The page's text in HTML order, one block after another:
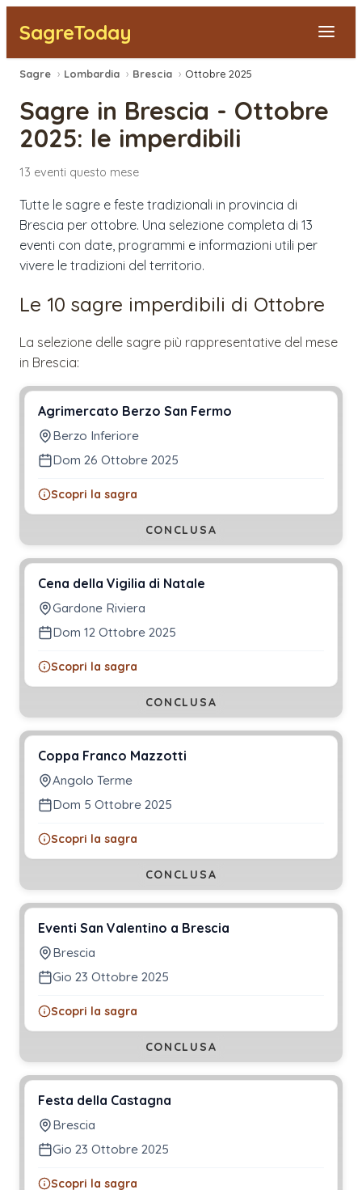
SagreToday
Segnala una sagra
Tutte le Sagre
Vicino a Me
Sagre › Lombardia › Brescia › Ottobre 2025
Sagre in Brescia - Ottobre
2025: le imperdibili
13 eventi questo mese
Tutte le sagre e feste tradizionali in provincia di
Brescia per ottobre. Una selezione completa di 13
eventi con date, programmi e informazioni utili per
vivere le tradizioni del territorio.
Le 10 sagre imperdibili di Ottobre
La selezione delle sagre più rappresentative del mese
in Brescia:
Agrimercato Berzo San Fermo
Berzo Inferiore
Dom 26 Ottobre 2025
Scopri la sagra
CONCLUSA
Cena della Vigilia di Natale
Gardone Riviera
Dom 12 Ottobre 2025
Scopri la sagra
CONCLUSA
Coppa Franco Mazzotti
Angolo Terme
Dom 5 Ottobre 2025
Scopri la sagra
CONCLUSA
Eventi San Valentino a Brescia
Brescia
Gio 23 Ottobre 2025
Scopri la sagra
CONCLUSA
Festa della Castagna
Brescia
Gio 23 Ottobre 2025
Scopri la sagra